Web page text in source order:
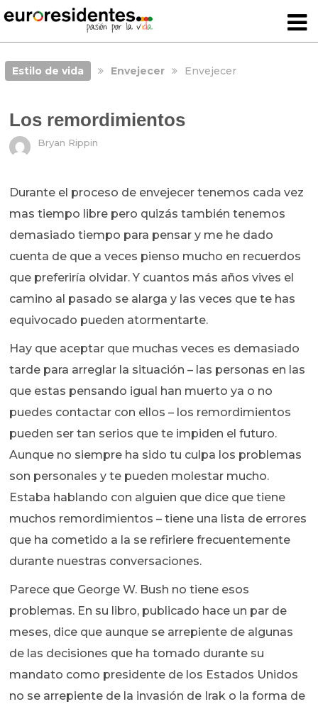
Estilo de vida Envejecer Envejecer
Los remordimientos
Bryan Rippin
Durante el proceso de envejecer tenemos cada vez
mas tiempo libre pero quizás también tenemos
demasiado tiempo para pensar y me he dado
cuenta de que a veces pienso mucho en recuerdos
que preferiría olvidar. Y cuantos más años vives el
camino al pasado se alarga y las veces que te has
equivocado pueden atormentarte.
Hay que aceptar que muchas veces es demasiado
tarde para arreglar la situación – las personas en las
que estas pensando igual han muerto ya o no
puedes contactar con ellos – los remordimientos
pueden ser tan serios que te impiden el futuro.
Aunque no siempre ha sido tu culpa los problemas
son personales y te pueden molestar mucho.
Estaba hablando con alguien que dice que tiene
muchos remordimientos – tiene una lista de errores
que ha cometido a la se refiriere frecuentemente
durante nuestras conversaciones.
Parece que George W. Bush no tiene esos
problemas. En su libro, publicado hace un par de
meses, dice que aunque se arrepiente de algunas
de las decisiones que ha tomado durante su
mandato como presidente de los Estados Unidos
no se arrepiente de la invasión de Irak o la forma de